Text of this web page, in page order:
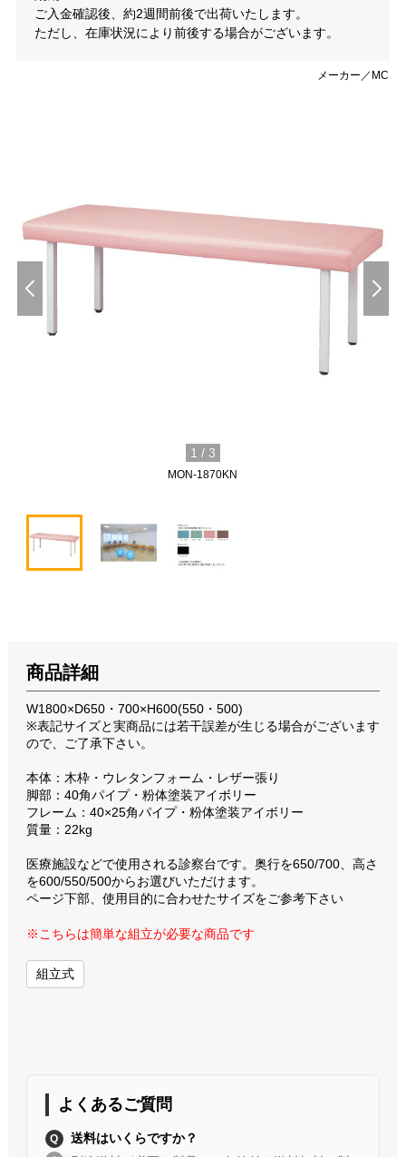
メーカー／MC
MON-1870KN
1 / 3
ご入金確認後、約2週間前後で出荷いたします。
ただし、在庫状況により前後する場合がございます。
商品詳細
W1800×D650・700×H600(550・500)
※表記サイズと実商品には若干誤差が生じる場合がございます
ので、ご了承下さい。
本体：木枠・ウレタンフォーム・レザー張り
脚部：40角パイプ・粉体塗装アイボリー
フレーム：40×25角パイプ・粉体塗装アイボリー
質量：22kg
医療施設などで使用される診察台です。奥行を650/700、高さ
を600/550/500からお選びいただけます。
ページ下部、使用目的に合わせたサイズをご参考下さい
※こちらは簡単な組立が必要な商品です
組立式
よくあるご質問
送料はいくらですか？